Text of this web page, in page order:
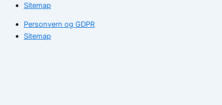
Sitemap
Personvern og GDPR
Sitemap